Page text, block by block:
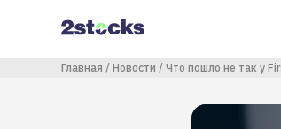
содержанию
Строка навигации
Главная Новости Что пошло не так у